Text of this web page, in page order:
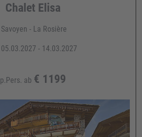
Chalet Elisa
Savoyen - La Rosière
05.03.2027 - 14.03.2027
p.Pers. ab € 1199